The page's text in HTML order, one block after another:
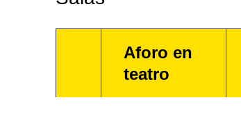
Aforo en
teatro